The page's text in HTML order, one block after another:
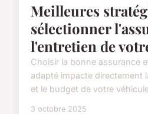
Meilleures
sélectionner
l'entretien de
Choisir la bonne assurance
adapté impacte directement
et le budget de votre
3 octobre 2025